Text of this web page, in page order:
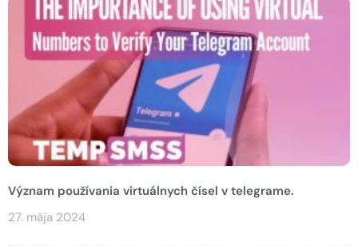
Význam používania virtuálnych čísel v telegrame.
27. mája 2024